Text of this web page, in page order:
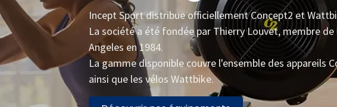
Incept Sport distribue officiellement Concept2 et
La société a été fondée par Thierry Louvet, membre
Angeles en 1984.
La gamme disponible couvre l'ensemble des appareils
ainsi que les vélos Wattbike.